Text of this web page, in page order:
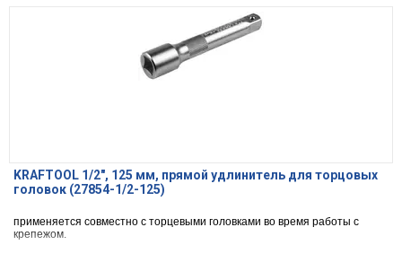
KRAFTOOL 1/2″, 125 мм, прямой удлинитель для торцовых
головок (27854-1/2-125)
применяется совместно с торцевыми головками во время работы с
крепежом.